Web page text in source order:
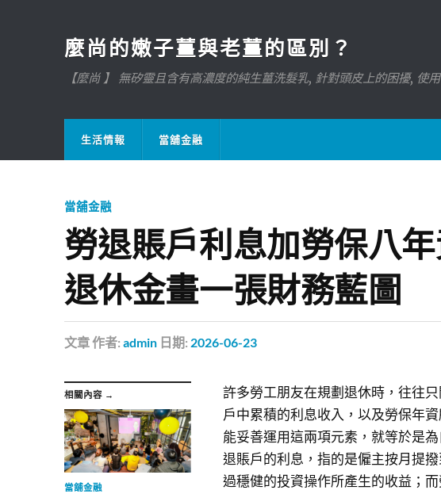
麼尚的嫩子薑與老薑的區別？
【麼尚 】 無矽靈且含有高濃度的純生薑洗髮乳, 針對頭皮上的困擾,
生活情報 當舖金融
當舖金融
勞退賬戶利息加勞保八
退休金畫一張財務藍圖
文章作者: admin 日期: 2026-06-23
相關內容 →
當舖金融
許多勞工朋友在規劃退休時，往往
戶中累積的利息收入，以及勞保年
能妥善運用這兩項元素，就等於是
退賬戶的利息，指的是僱主按月提
過穩健的投資操作所產生的收益；